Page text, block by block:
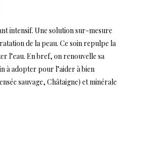
intensif. Une solution sur-mesure
de la peau. Ce soin repulpe la
l’eau. En bref, on renouvelle sa
à adopter pour l’aider à bien
sauvage, Châtaigne) et minérale